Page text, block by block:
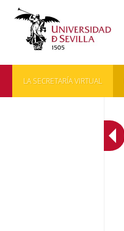
LA SECRETARÍA VIRTUAL